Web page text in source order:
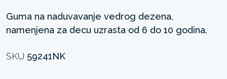
Guma na naduvavanje vedrog dezena,
namenjena za decu uzrasta od 6 do 10 godina.
SKU 59241NK